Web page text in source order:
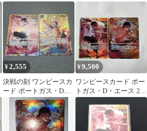
OP16-118
D・エースSEC OP16-
¥2,555
決戦の刻 ワンピースカ
ード ポートガス・D・
エース シークレット
SEC
¥9,500
ワンピースカード ポー
トガス・D・エース 2枚
セット